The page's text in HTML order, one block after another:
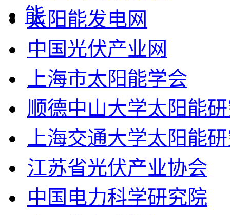
太阳能发电网
中国光伏产业网
上海市太阳能学会
顺德中山大学太阳能
上海交通大学太阳能
江苏省光伏产业协会
中国电力科学研究院